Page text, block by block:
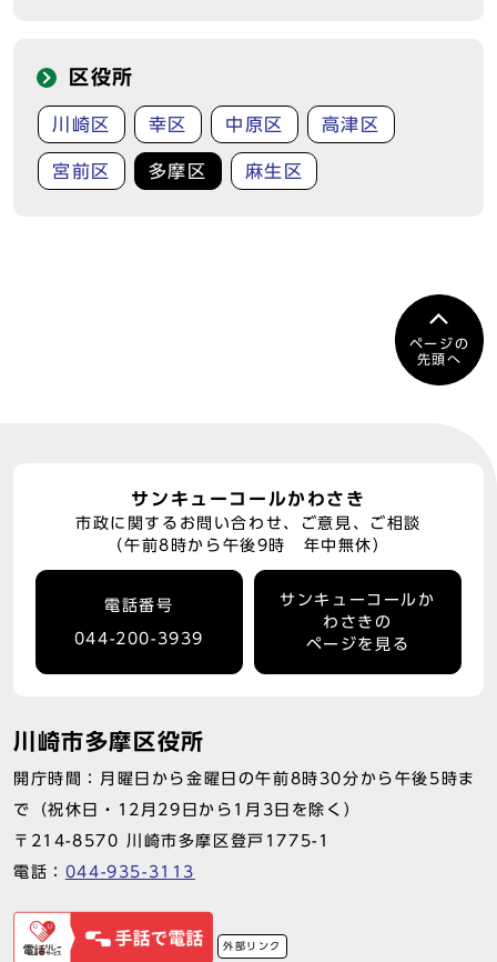
区役所
川崎区 幸区 中原区 高津区
宮前区 多摩区 麻生区
ページの
先頭へ
サンキューコールかわさき
市政に関するお問い合わせ、ご意見、ご相談
（午前8時から午後9時 年中無休）
電話番号
044-200-3939
サンキューコールか
わさきの
ページを見る
川崎市多摩区役所
開庁時間：月曜日から金曜日の午前8時30分から午後5時ま
で（祝休日・12月29日から1月3日を除く）
〒214-8570 川崎市多摩区登戸1775-1
電話： 044-935-3113
外部リンク